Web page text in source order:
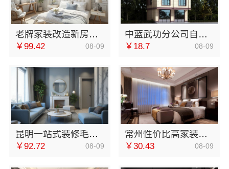
老牌家装改造新房整装｜宁波雅美和居建材科技
￥99.42 08-09
中蓝武功分公司自建房全包装修新中式
￥18.7 08-09
昆明一站式装修毛坯房，云南至高新型建材有限公司省心全包服务
￥92.72 08-09
常州性价比高家装价格清单 常州宜居佳装饰工程有限公司透明报价
￥30.43 08-09